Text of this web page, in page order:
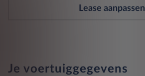
Lease aanpassen
Je voertuiggegevens